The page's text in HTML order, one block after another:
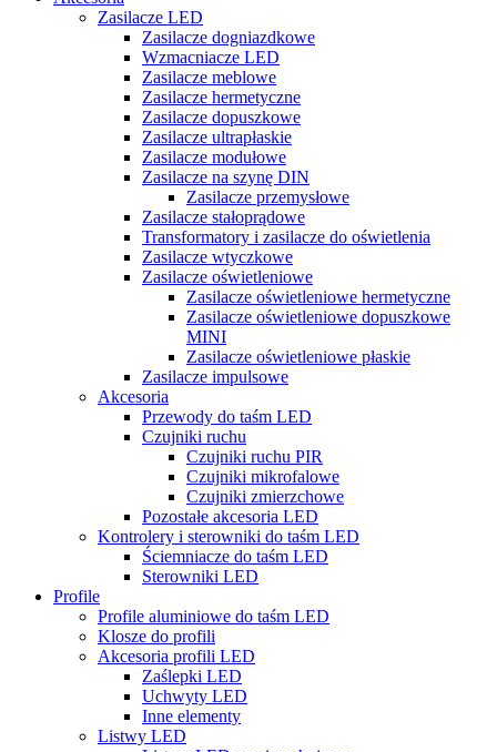
Zasilacze LED
Zasilacze dogniazdkowe
Wzmacniacze LED
Zasilacze meblowe
Zasilacze hermetyczne
Zasilacze dopuszkowe
Zasilacze ultrapłaskie
Zasilacze modułowe
Zasilacze na szynę DIN
Zasilacze przemysłowe
Zasilacze stałoprądowe
Transformatory i zasilacze do oświetlenia
Zasilacze wtyczkowe
Zasilacze oświetleniowe
Zasilacze oświetleniowe hermetyczne
Zasilacze oświetleniowe dopuszkowe
MINI
Zasilacze oświetleniowe płaskie
Zasilacze impulsowe
Akcesoria
Przewody do taśm LED
Czujniki ruchu
Czujniki ruchu PIR
Czujniki mikrofalowe
Czujniki zmierzchowe
Pozostałe akcesoria LED
Kontrolery i sterowniki do taśm LED
Ściemniacze do taśm LED
Sterowniki LED
Profile
Profile aluminiowe do taśm LED
Klosze do profili
Akcesoria profili LED
Zaślepki LED
Uchwyty LED
Inne elementy
Listwy LED